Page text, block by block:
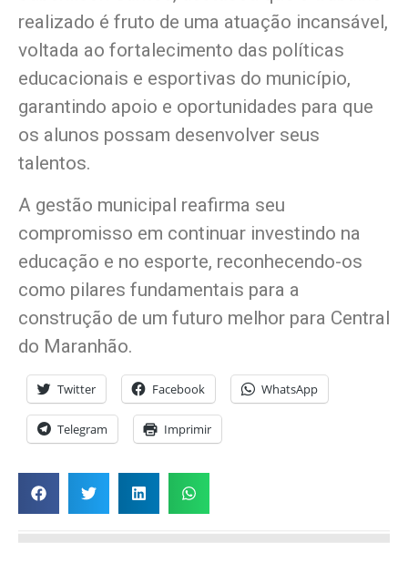
realizado é fruto de uma atuação incansável,
voltada ao fortalecimento das políticas
educacionais e esportivas do município,
garantindo apoio e oportunidades para que
os alunos possam desenvolver seus
talentos.
A gestão municipal reafirma seu
compromisso em continuar investindo na
educação e no esporte, reconhecendo-os
como pilares fundamentais para a
construção de um futuro melhor para Central
do Maranhão.
Twitter Facebook WhatsApp
Telegram Imprimir